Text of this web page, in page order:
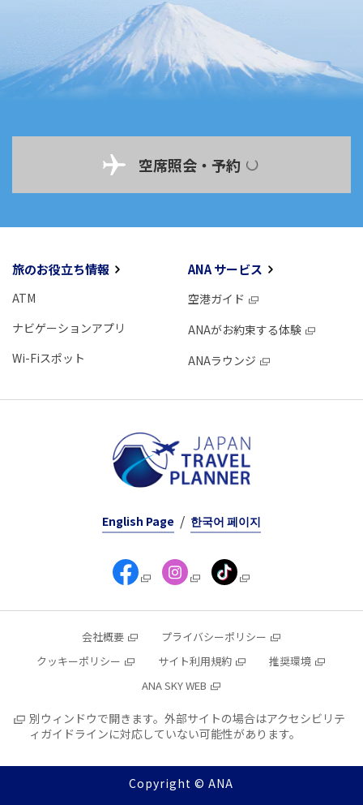
空席照会・予約
旅のお役立ち情報
ATM
ナビゲーションアプリ
Wi-Fiスポット
ANA サービス
空港ガイド
ANAがお約束する体験
ANAラウンジ
English Page 한국어 페이지
会社概要
プライバシーポリシー
クッキーポリシー
サイト利用規約
推奨環境
ANA SKY WEB
別ウィンドウで開きます。外部サイトの場合はアクセシビリテ
ィガイドラインに対応していない可能性があります。
Copyright © ANA